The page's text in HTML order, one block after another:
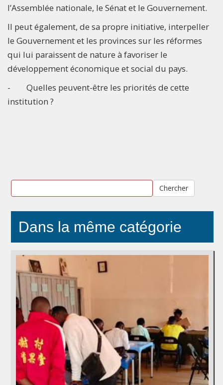
l’Assemblée nationale, le Sénat et le Gouvernement.
Il peut également, de sa propre initiative, interpeller
le Gouvernement et les provinces sur les réformes
qui lui paraissent de nature à favoriser le
développement économique et social du pays.
- Quelles peuvent-être les priorités de cette
institution ?
Chercher
Dans la même catégorie